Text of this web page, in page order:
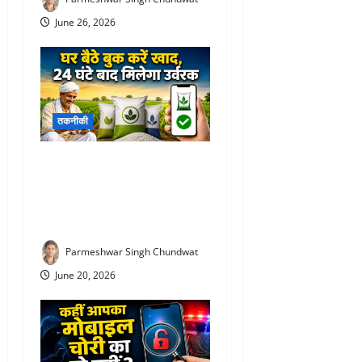
June 26, 2026
तकनीकी
Parmeshwar Singh Chundwat
June 20, 2026